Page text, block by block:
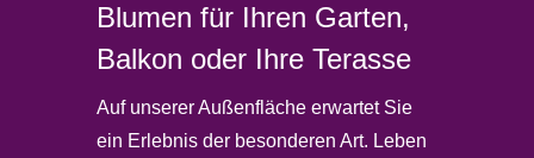
Blumen für Ihren Garten,
Balkon oder Ihre Terasse
Auf unserer Außenfläche erwartet Sie
ein Erlebnis der besonderen Art. Leben